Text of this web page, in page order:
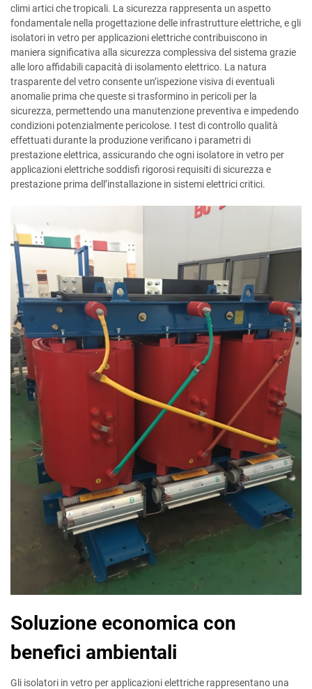
climi artici che tropicali. La sicurezza rappresenta un aspetto
fondamentale nella progettazione delle infrastrutture elettriche, e gli
isolatori in vetro per applicazioni elettriche contribuiscono in
maniera significativa alla sicurezza complessiva del sistema grazie
alle loro affidabili capacità di isolamento elettrico. La natura
trasparente del vetro consente un’ispezione visiva di eventuali
anomalie prima che queste si trasformino in pericoli per la
sicurezza, permettendo una manutenzione preventiva e impedendo
condizioni potenzialmente pericolose. I test di controllo qualità
effettuati durante la produzione verificano i parametri di
prestazione elettrica, assicurando che ogni isolatore in vetro per
applicazioni elettriche soddisfi rigorosi requisiti di sicurezza e
prestazione prima dell’installazione in sistemi elettrici critici.
Soluzione economica con
benefici ambientali
Gli isolatori in vetro per applicazioni elettriche rappresentano una